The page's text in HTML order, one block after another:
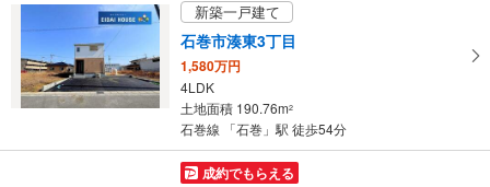
ー
ジ
に
存
新築一戸建て
石巻市湊東3丁目
1,580万円
4LDK
土地面積 190.76m2
石巻線 「石巻」駅 徒歩54分
成約でもらえる